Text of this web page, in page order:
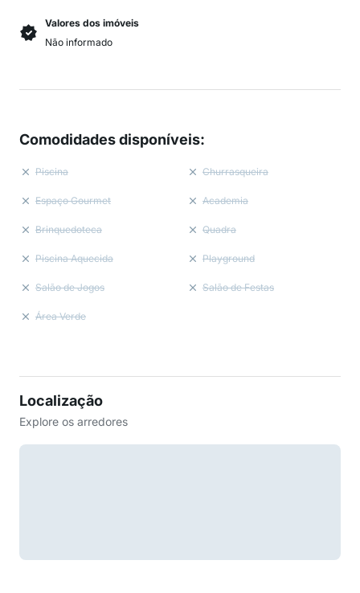
Valores dos imóveis
Não informado
Comodidades disponíveis:
Piscina Churrasqueira
Espaço Gourmet Academia
Brinquedoteca Quadra
Piscina Aquecida Playground
Salão de Jogos Salão de Festas
Área Verde
Localização
Explore os arredores